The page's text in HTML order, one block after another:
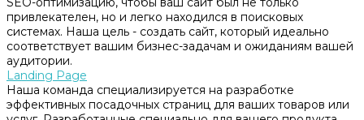
привлекателен, но и легко находился в поисковых
системах. Наша цель - создать сайт, который идеально
соответствует вашим бизнес-задачам и ожиданиям вашей
аудитории.
Landing Page
Наша команда специализируется на разработке
эффективных посадочных страниц для ваших товаров или